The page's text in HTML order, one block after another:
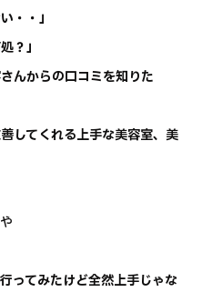
・・」
？」
んからの口コミを知りた
してくれる上手な美容室、美
ってみたけど全然上手じゃな